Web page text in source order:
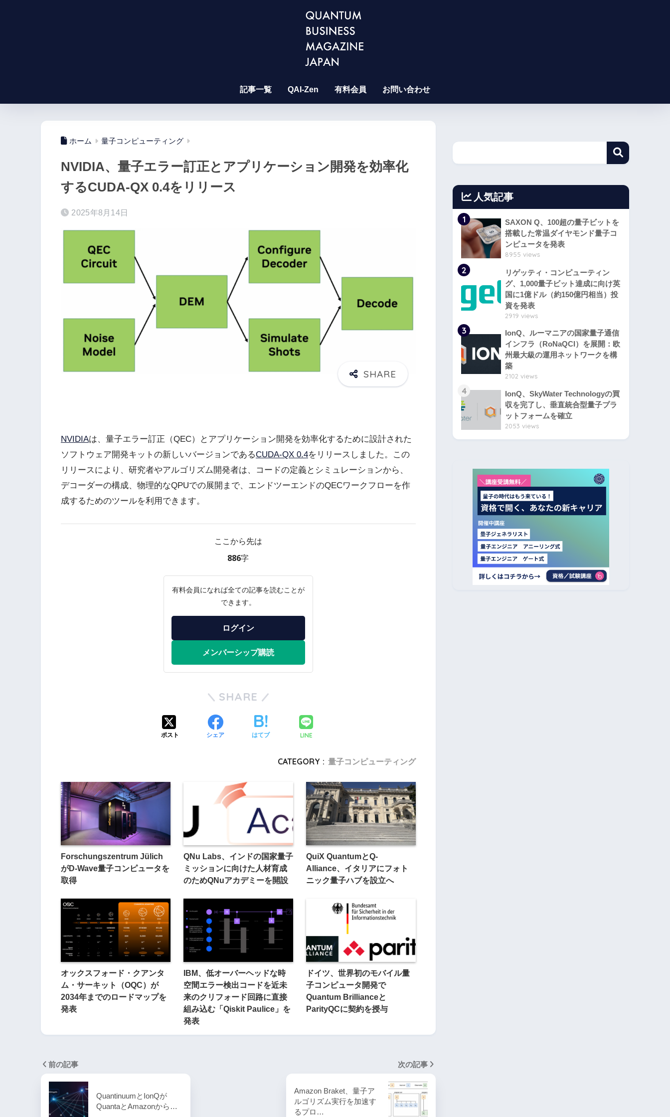
記事一覧 QAI-Zen 有料会員 お問い合わせ
ホーム 量子コンピューティング
NVIDIA、量子エラー訂正とアプリケーション開発を効率化
するCUDA-QX 0.4をリリース
2025年8月14日
NVIDIAは、量子エラー訂正（QEC）とアプリケーション開発を効率化するために設計された
ソフトウェア開発キットの新しいバージョンであるCUDA-QX 0.4をリリースしました。この
リリースにより、研究者やアルゴリズム開発者は、コードの定義とシミュレーションから、
デコーダーの構成、物理的なQPUでの展開まで、エンドツーエンドのQECワークフローを作
成するためのツールを利用できます。
ここから先は
886字
有料会員になれば全ての記事を読むことが
できます。
ログイン
メンバーシップ購読
SHARE
ポスト シェア はてブ LINE
CATEGORY : 量子コンピューティング
Forschungszentrum Jülich
がD-Wave量子コンピュータを
取得
QNu Labs、インドの国家量子
ミッションに向けた人材育成
のためQNuアカデミーを開設
QuiX QuantumとQ-
Alliance、イタリアにフォト
ニック量子ハブを設立へ
オックスフォード・クアンタ
ム・サーキット（OQC）が
2034年までのロードマップを
発表
IBM、低オーバーヘッドな時
空間エラー検出コードを近未
来のクリフォード回路に直接
組み込む「Qiskit Paulice」を
発表
ドイツ、世界初のモバイル量
子コンピュータ開発で
Quantum Brillianceと
ParityQCに契約を授与
前の記事
QuantinuumとIonQが
QuantaとAmazonから…
次の記事
Amazon Braket、量子ア
ルゴリズム実行を加速す
るプロ…
人気記事
1
SAXON Q、100超の量子ビットを
搭載した常温ダイヤモンド量子コ
ンピュータを発表
8955 views
2
リゲッティ・コンピューティン
グ、1,000量子ビット達成に向け英
国に1億ドル（約150億円相当）投
資を発表
2919 views
3
IonQ、ルーマニアの国家量子通信
インフラ（RoNaQCI）を展開：欧
州最大級の運用ネットワークを構
築
2102 views
4
IonQ、SkyWater Technologyの買
収を完了し、垂直統合型量子プラ
ットフォームを確立
2053 views